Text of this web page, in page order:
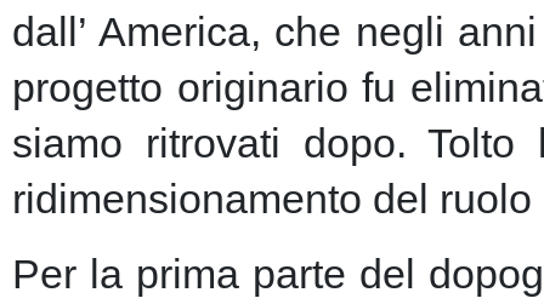
dall’ America, che negli
progetto originario fu
siamo ritrovati dopo.
ridimensionamento del
Per la prima parte del